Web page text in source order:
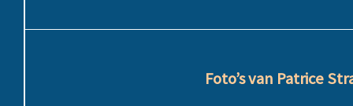
Foto’s van Patrice